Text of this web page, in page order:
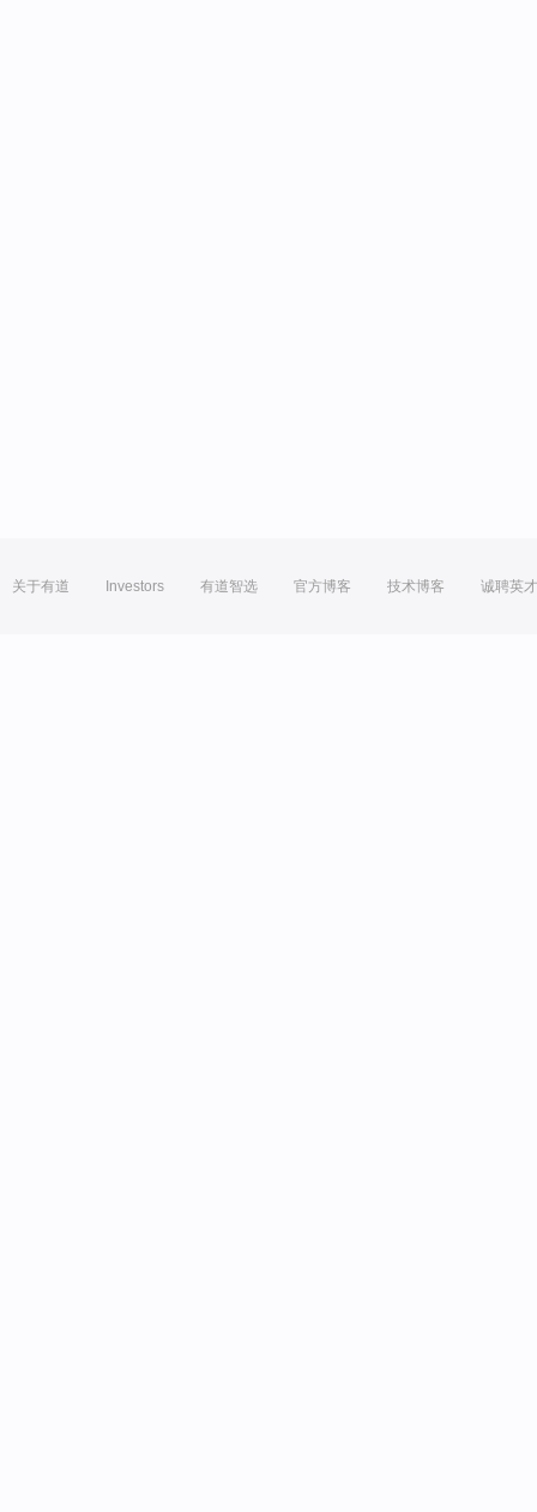
关于有道 Investors 有道智选 官方博客 技术博客 诚聘英才